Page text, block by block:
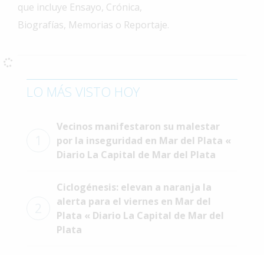
Interés
General
Deportes
Espectáculos
que incluye Ensayo, Crónica,
Biografías, Memorias o Reportaje.
LO MÁS VISTO HOY
Vecinos manifestaron su malestar
por la inseguridad en Mar del Plata «
Diario La Capital de Mar del Plata
Ciclogénesis: elevan a naranja la
alerta para el viernes en Mar del
Plata « Diario La Capital de Mar del
Plata